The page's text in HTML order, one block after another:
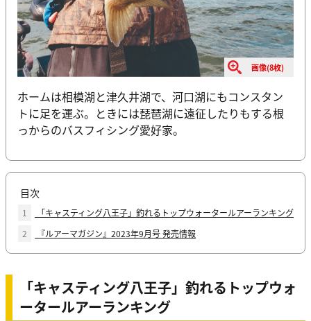
画像(8枚)
ホームは相模湖と津久井湖で、河口湖にもコンスタン
トに足を運ぶ。ときには琵琶湖に遠征したりもする根
っからのバスフィシング愛好家。
目次
1
「キャスティング八王子」釣れるトップウォータールアーランキング
2
『ルアーマガジン』2023年9月号 発売情報
「キャスティング八王子」釣れるトップウォ
ータールアーランキング